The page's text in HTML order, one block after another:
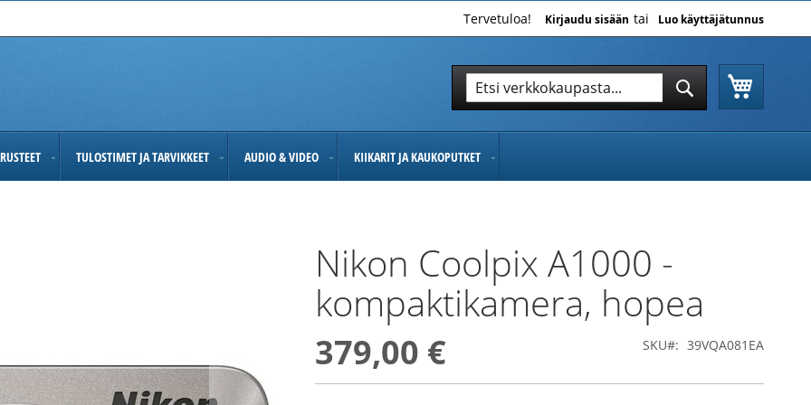
Tervetuloa! Kirjaudu sisään Luo käyttäjätunnus
Hae
TULOSTIMET JA TARVIKKEET AUDIO & VIDEO KIIKARIT JA KAUKOPUTKET
Nikon Coolpix A1000 -
kompaktikamera, hopea
379,00 € SKU 39VQA081EA